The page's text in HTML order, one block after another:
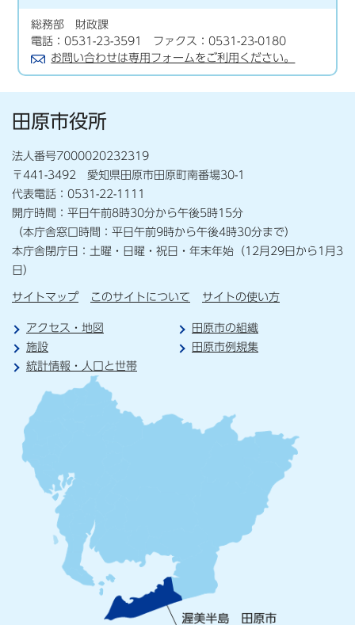
総務部 財政課
電話：0531-23-3591 ファクス：0531-23-0180
お問い合わせは専用フォームをご利用ください。
田原市役所
法人番号7000020232319
〒441-3492 愛知県田原市田原町南番場30-1
代表電話：0531-22-1111
開庁時間：平日午前8時30分から午後5時15分
（本庁舎窓口時間：平日午前9時から午後4時30分まで）
本庁舎閉庁日：土曜・日曜・祝日・年末年始（12月29日から1月3
日）
サイトマップ このサイトについて サイトの使い方
アクセス・地図
田原市の組織
施設
田原市例規集
統計情報・人口と世帯